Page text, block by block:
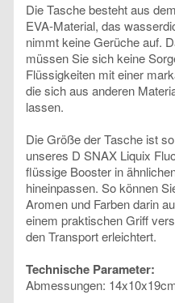
Die Tasche besteht aus
EVA-Material, das
nimmt keine Gerüche auf.
müssen Sie sich keine
Flüssigkeiten mit einer
die sich aus anderen
lassen.
Die Größe der Tasche ist
unseres D SNAX Liquix
flüssige Booster in
hineinpassen. So können
Aromen und Farben darin
einem praktischen Griff
den Transport erleichtert.
Technische Parameter:
Abmessungen: